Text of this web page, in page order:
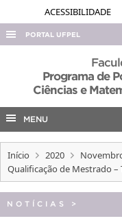
ACESSIBILIDADE
PORTAL UFPEL
ACESSO À INFORMAÇÃO
AUDITORIA
EDITAIS
INTERNACIONAL
Programa de
Ciências e
MENU
Início 2020
Qualificação de Mestrado –
NOTÍCIAS >